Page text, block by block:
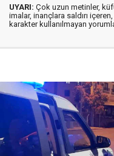
UYARI: Çok uzun metinler,
imalar, inançlara saldırı
karakter kullanılmayan